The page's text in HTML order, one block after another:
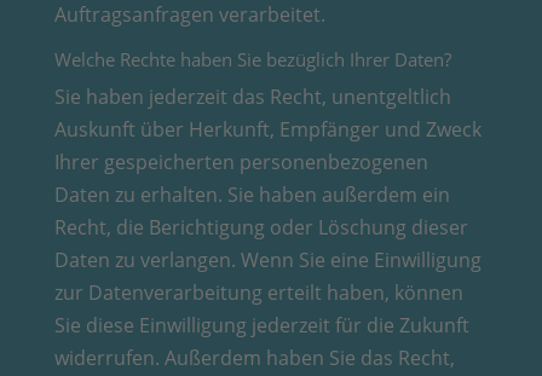
Auftragsanfragen verarbeitet.
Welche Rechte haben Sie bezüglich Ihrer Daten?
Sie haben jederzeit das Recht, unentgeltlich
Auskunft über Herkunft, Empfänger und Zweck
Ihrer gespeicherten personenbezogenen
Daten zu erhalten. Sie haben außerdem ein
Recht, die Berichtigung oder Löschung dieser
Daten zu verlangen. Wenn Sie eine Einwilligung
zur Datenverarbeitung erteilt haben, können
Sie diese Einwilligung jederzeit für die Zukunft
widerrufen. Außerdem haben Sie das Recht,